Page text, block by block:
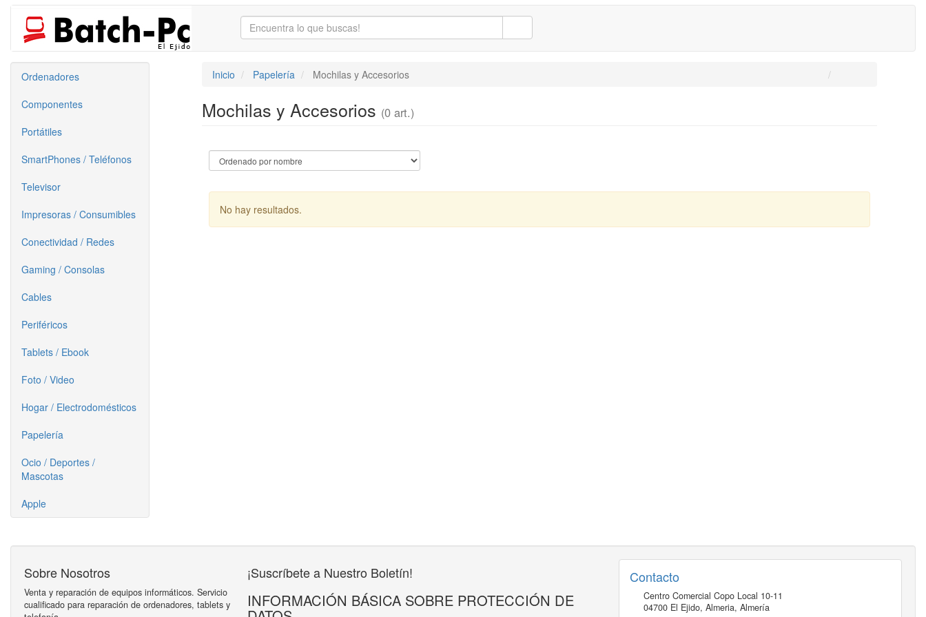
Ordenadores
Componentes
Portátiles
SmartPhones / Teléfonos
Televisor
Impresoras / Consumibles
Conectividad / Redes
Gaming / Consolas
Cables
Periféricos
Tablets / Ebook
Foto / Video
Hogar / Electrodomésticos
Papelería
Ocio / Deportes /
Mascotas
Apple
Inicio Papelería Mochilas y Accesorios
Mochilas y Accesorios (0 art.)
No hay resultados.
Sobre Nosotros
Venta y reparación de equipos informáticos. Servicio
cualificado para reparación de ordenadores, tablets y
¡Suscríbete a Nuestro Boletín!
INFORMACIÓN BÁSICA SOBRE PROTECCIÓN DE
Contacto
Centro Comercial Copo Local 10-11
04700 El Ejido, Almeria, Almería